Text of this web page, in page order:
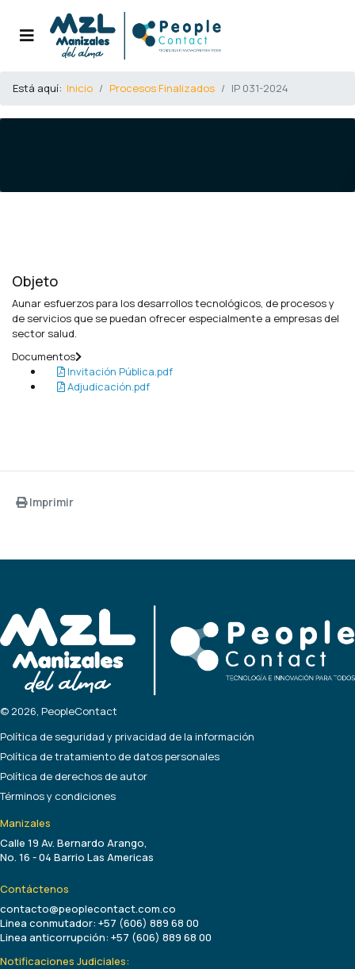
Está aquí: Inicio Procesos Finalizados IP 031-2024
Objeto
Aunar esfuerzos para los desarrollos tecnológicos, de procesos y
de servicios que se puedan ofrecer especialmente a empresas del
sector salud.
Documentos
Invitación Pública.pdf
Adjudicación.pdf
Imprimir
© 2026, PeopleContact
Política de seguridad y privacidad de la información
Política de tratamiento de datos personales
Política de derechos de autor
Términos y condiciones
Manizales
Calle 19 Av. Bernardo Arango,
No. 16 - 04 Barrio Las Americas
Contáctenos
contacto@peoplecontact.com.co
Linea conmutador: +57 (606) 889 68 00
Linea anticorrupción: +57 (606) 889 68 00
Notificaciones Judiciales: